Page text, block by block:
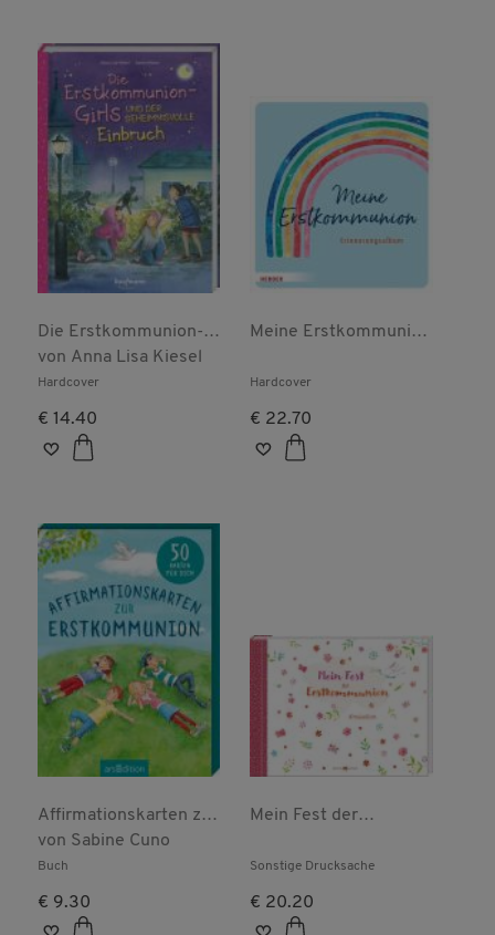
Die Erstkommunion-
Girls und der
geheimnisvolle
Einbruch
von Anna Lisa Kiesel
Hardcover
€ 14.40
Meine Erstkommunion
Regenbogen
Hardcover
€ 22.70
Affirmationskarten zur
Erstkommunion
von Sabine Cuno
Buch
€ 9.30
Mein Fest der
Sonstige Drucksache
€ 20.20